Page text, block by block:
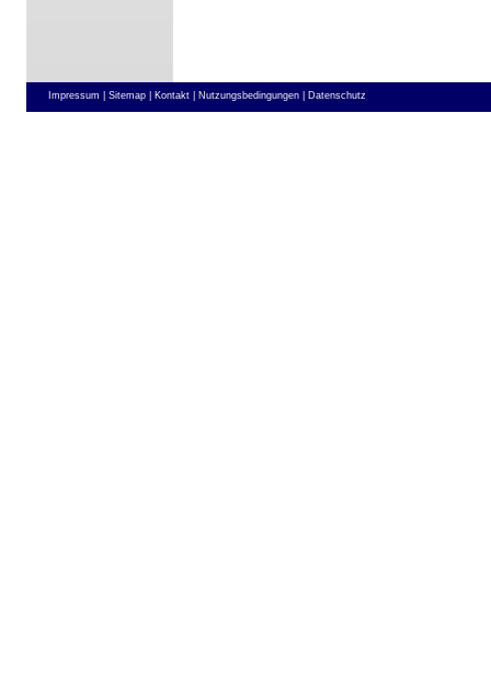
Impressum | Sitemap | Kontakt | Nutzungsbedingungen | Datenschutz